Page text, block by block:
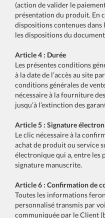
(action de valider le
présentation du produit. En
dispositions contenues
les dispositions du
Article 4 : Durée
Les présentes conditions
à la date de l’accès au site
conditions générales de
nécessaire à la fourniture
jusqu’à l’extinction des
Article 5 : Signature
Le clic nécessaire à la
achat de produit ou service
électronique qui a, entre les
signature manuscrite.
Article 6 : Confirmation de
Toutes les informations
personnalisé transmis par
communiquée par le Client